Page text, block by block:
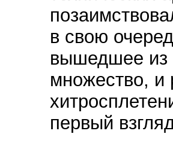
в свою
вышедшее из
множество, и
первый